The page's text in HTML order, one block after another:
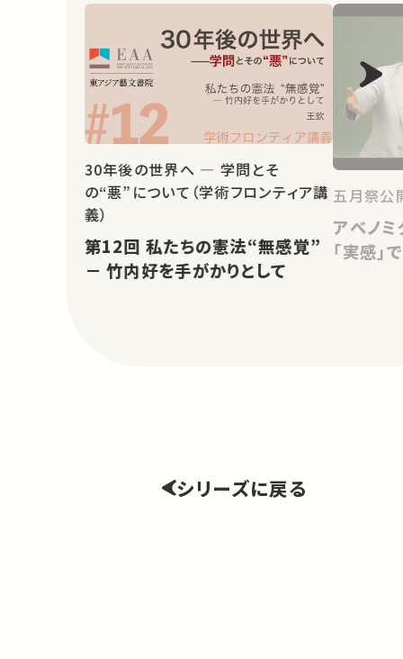
30年後の世界へ ― 学問とそ
の“悪”について（学術フロンティア講
義）
第12回 私たちの憲法“無感覚”
－ 竹内好を手がかりとして
五月祭公
アベノ
「実感」
シリーズに戻る